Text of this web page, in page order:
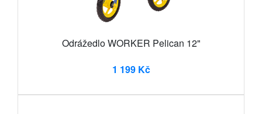
Odrážedlo WORKER Pelican 12"
1 199 Kč